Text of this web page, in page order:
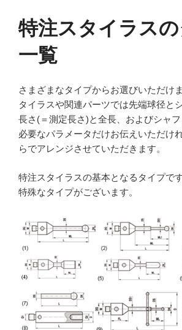
特注スタイラス
一覧
さまざまなタイプからお選びいただけ
タイラスや関連パーツでは先端球径と
長さ(＝測定長さ)と全長、およびシャフ
必要なパラメータだけお伝えいただけ
らでアレンジさせていただきます。
特注スタイラスの基本となるタイプで
特殊なタイプがございます。